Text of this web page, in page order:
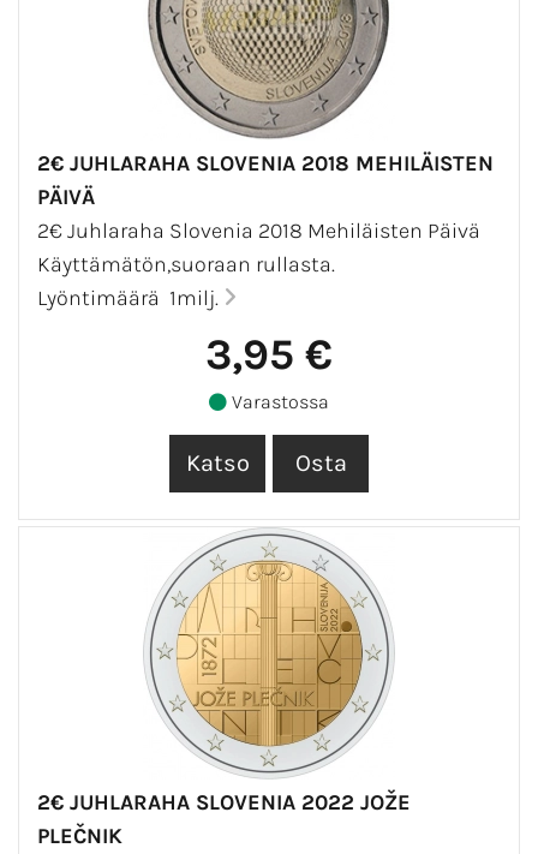
2€ JUHLARAHA SLOVENIA 2018 MEHILÄISTEN
PÄIVÄ
2€ Juhlaraha Slovenia 2018 Mehiläisten Päivä
Käyttämätön,suoraan rullasta.
Lyöntimäärä 1milj.
3,95 €
Varastossa
2€ JUHLARAHA SLOVENIA 2022 JOŽE
PLEČNIK